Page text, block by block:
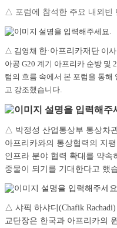
△ 포럼에 참석한 주요 내외빈
△ 김영채 한·아프리카재단 이
아공 G20 계기 아프리카 순방 및
텀의 흐름 속에서 본 포럼을 통
고 강조했습니다
△ 박정성 산업통상부 통상차
아프리카와의 통상협력의 지
인프라 분야 협력 확대를 약
중물이 되기를 기대한다고 했
△ 샤픽 하샤디(Chafik
교단장은 한국과 아프리카의